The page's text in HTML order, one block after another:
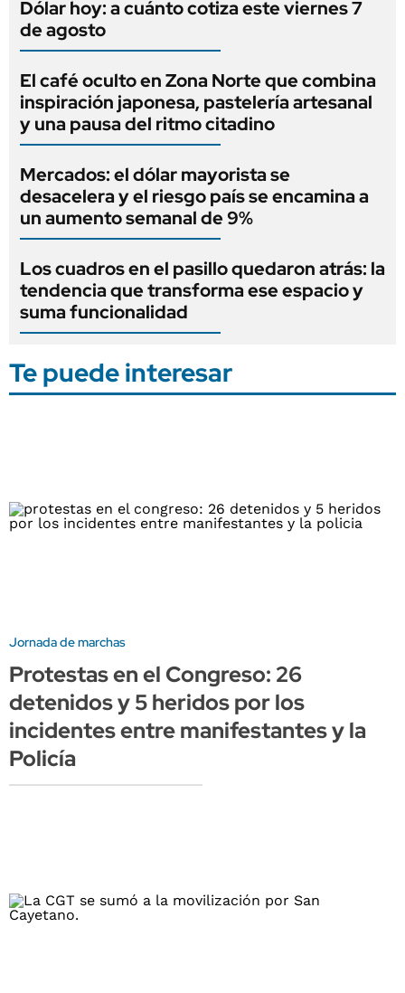
Dólar hoy: a cuánto cotiza este viernes 7
de agosto
El café oculto en Zona Norte que combina
inspiración japonesa, pastelería artesanal
y una pausa del ritmo citadino
Mercados: el dólar mayorista se
desacelera y el riesgo país se encamina a
un aumento semanal de 9%
Los cuadros en el pasillo quedaron atrás: la
tendencia que transforma ese espacio y
suma funcionalidad
Te puede interesar
Jornada de marchas
Protestas en el Congreso: 26
detenidos y 5 heridos por los
incidentes entre manifestantes y la
Policía